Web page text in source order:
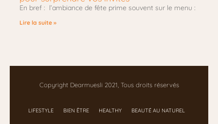
En bref : l’ambiance de fête prime souvent sur le menu :
Lire la suite »
Copyright Dearmuesli 2021, Tous droits réservés
LIFESTYLE BIEN ÊTRE HEALTHY BEAUTÉ AU NATUREL